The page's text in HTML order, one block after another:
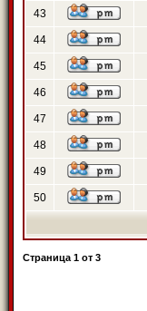
43
44
45
46
47
48
49
50
Страница 1 от 3